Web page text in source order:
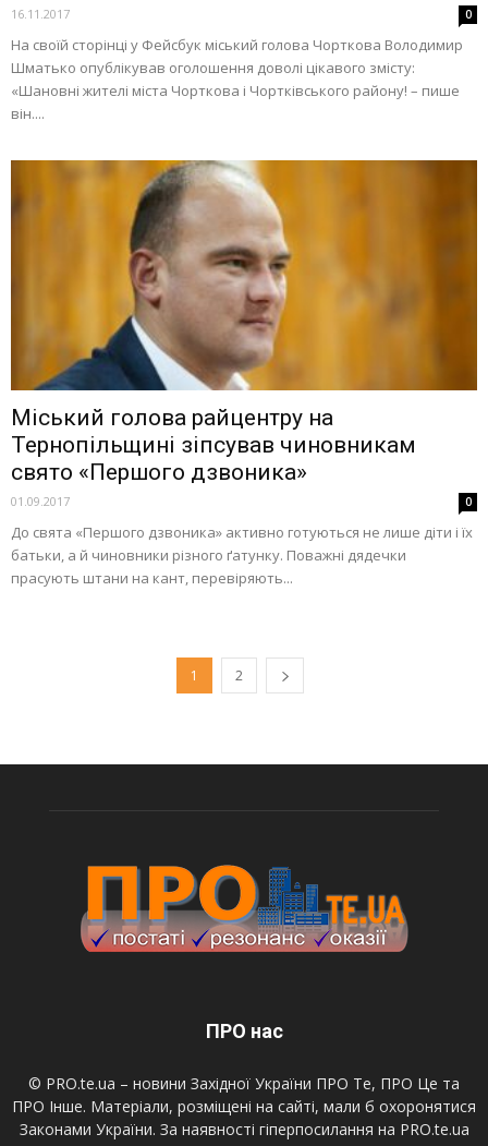
16.11.2017 0
На своїй сторінці у Фейсбук міський голова Чорткова Володимир
Шматько опублікував оголошення доволі цікавого змісту:
«Шановні жителі міста Чорткова і Чортківського району! – пише
він....
Міський голова райцентру на
Тернопільщині зіпсував чиновникам
свято «Першого дзвоника»
01.09.2017 0
До свята «Першого дзвоника» активно готуються не лише діти і їх
батьки, а й чиновники різного ґатунку. Поважні дядечки
прасують штани на кант, перевіряють...
1 2
ПРО нас
© PRO.te.ua – новини Західної України ПРО Те, ПРО Це та
ПРО Інше. Матеріали, розміщені на сайті, мали б охоронятися
Законами України. За наявності гіперпосилання на PRO.te.ua